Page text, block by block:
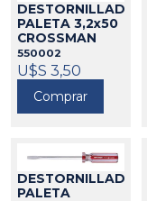
DESTORNILLADOR
PALETA 3,2x50
CROSSMAN
550002
U$S 3,50
Comprar
DESTORNILLADOR
PALETA